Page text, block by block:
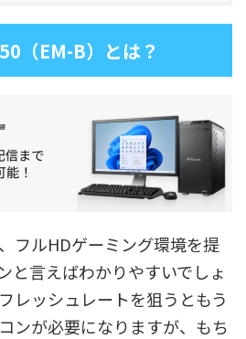
（EM-B）とは？
フルHDゲーミング環境を提
と言えばわかりやすいでしょ
レッシュレートを狙うともう
ンが必要になりますが、もち